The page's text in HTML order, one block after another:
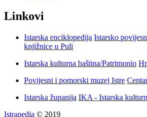
Linkovi
Istarska enciklopedija Istarsko
knjižnice u Puli
Istarska kulturna baština/Patrimonio
Povijesni i pomorski muzej Istre
Istarska županija IKA - Istarska
Istrapedia © 2019